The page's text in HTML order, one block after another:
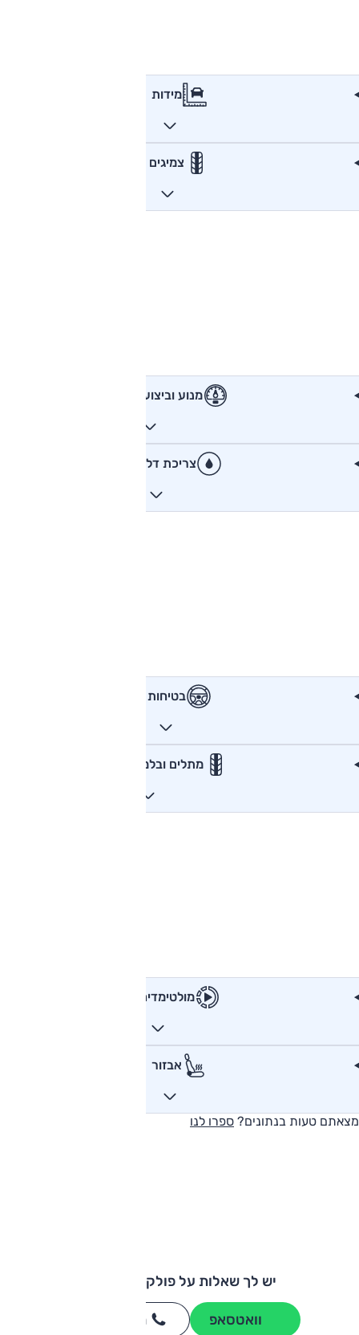
מידות
צמיגים
מנוע וביצועים
צריכת דלק
בטיחות
מתלים ובלמים
מולטימדיה
אבזור
מצאתם טעות בנתונים? ספרו לנו
יש לך שאלות על פולקסווגן פולו?
וואטסאפ חייגו